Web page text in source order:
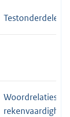
Testonderdelen
Woordrelaties,